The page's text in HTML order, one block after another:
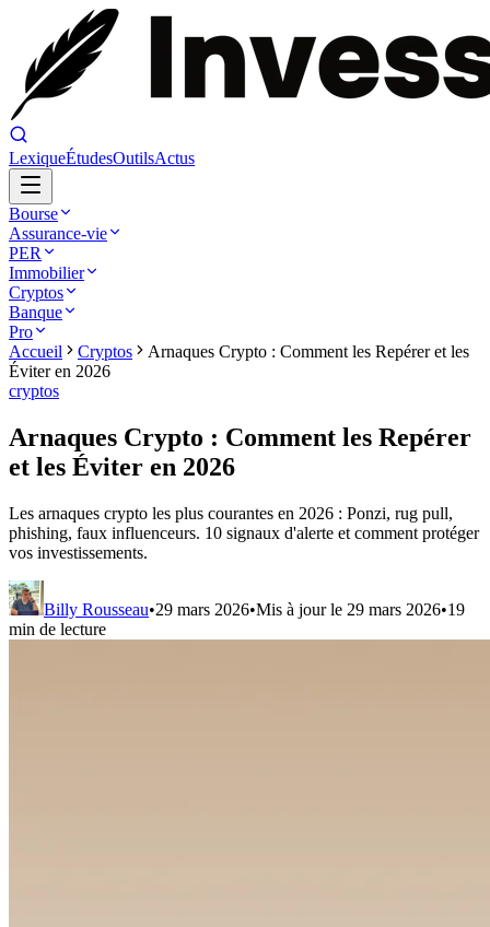
LexiqueÉtudesOutilsActus
Bourse
Assurance-vie
PER
Immobilier
Cryptos
Banque
Pro
Accueil
Cryptos
Arnaques Crypto : Comment les Repérer et les
Éviter en 2026
cryptos
Arnaques Crypto : Comment les Repérer
et les Éviter en 2026
Les arnaques crypto les plus courantes en 2026 : Ponzi, rug pull,
phishing, faux influenceurs. 10 signaux d'alerte et comment protéger
vos investissements.
Billy Rousseau•29 mars 2026•Mis à jour le 29 mars 2026•19
min de lecture